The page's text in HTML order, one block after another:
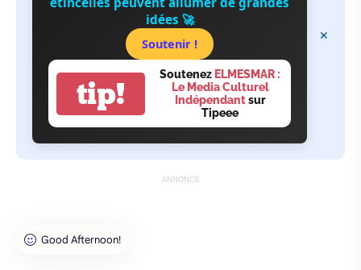
idées 🚀
Soutenir !
tip!
Soutenez ELMESMAR :
Le Media Culturel
Indépendantsur
Tipeee
ANNONCE